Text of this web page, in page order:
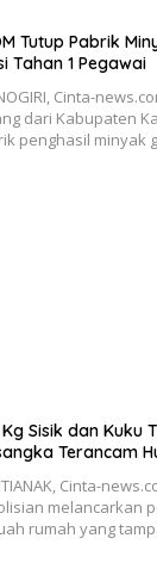
Tutup Pabrik
Tahan 1 Pegawai
Cinta-
dari Kabupaten
penghasil minyak
Kg Sisik dan Kuku
Terancam
Cinta-
melancarkan
rumah yang